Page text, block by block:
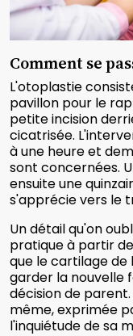
Comment se
L'otoplastie
pavillon pour le
petite incision
cicatrisée.
à une heure et
sont concernées.
ensuite une
s'apprécie vers le
Un détail qu'on
pratique à partir
que le cartilage
garder la nouvelle
décision de
même, exprimée
l'inquiétude de sa